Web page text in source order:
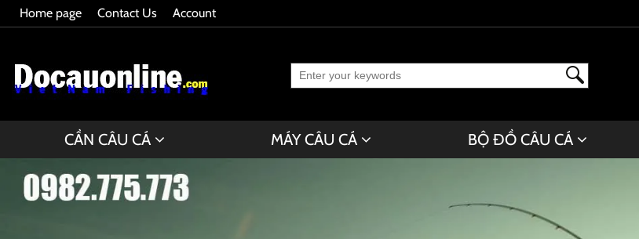
Home page Contact Us Account
CẦN CÂU CÁ MÁY CÂU CÁ BỘ ĐỒ CÂU CÁ